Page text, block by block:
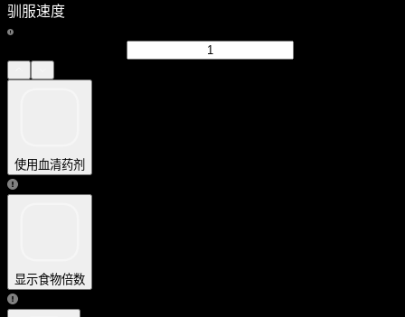
驯服速度
使用血清药剂
显示食物倍数